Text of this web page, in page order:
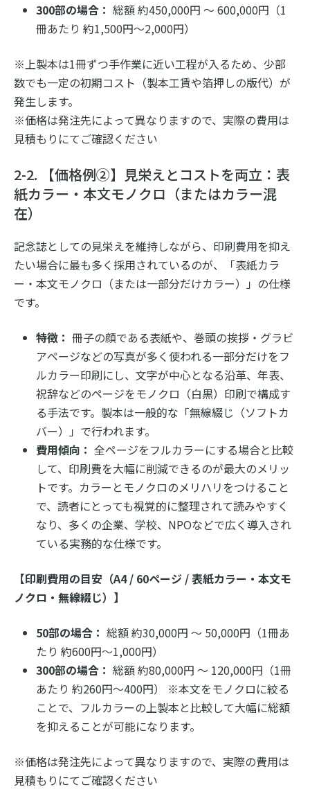
300部の場合： 総額 約450,000円 〜 600,000円（1
冊あたり 約1,500円〜2,000円）
※上製本は1冊ずつ手作業に近い工程が入るため、少部
数でも一定の初期コスト（製本工賃や箔押しの版代）が
発生します。
※価格は発注先によって異なりますので、実際の費用は
見積もりにてご確認ください
2-2. 【価格例②】見栄えとコストを両立：表
紙カラー・本文モノクロ（またはカラー混
在）
記念誌としての見栄えを維持しながら、印刷費用を抑え
たい場合に最も多く採用されているのが、「表紙カラ
ー・本文モノクロ（または一部分だけカラー）」の仕様
です。
特徴： 冊子の顔である表紙や、巻頭の挨拶・グラビ
アページなどの写真が多く使われる一部分だけをフ
ルカラー印刷にし、文字が中心となる沿革、年表、
祝辞などのページをモノクロ（白黒）印刷で構成す
る手法です。製本は一般的な「無線綴じ（ソフトカ
バー）」で行われます。
費用傾向： 全ページをフルカラーにする場合と比較
して、印刷費を大幅に削減できるのが最大のメリッ
トです。カラーとモノクロのメリハリをつけること
で、読者にとっても視覚的に整理されて読みやすく
なり、多くの企業、学校、NPOなどで広く導入され
ている実務的な仕様です。
【印刷費用の目安（A4 / 60ページ / 表紙カラー・本文モ
ノクロ・無線綴じ）】
50部の場合： 総額 約30,000円 〜 50,000円（1冊あ
たり 約600円〜1,000円）
300部の場合： 総額 約80,000円 〜 120,000円（1冊
あたり 約260円〜400円） ※本文をモノクロに絞る
ことで、フルカラーの上製本と比較して大幅に総額
を抑えることが可能になります。
※価格は発注先によって異なりますので、実際の費用は
見積もりにてご確認ください